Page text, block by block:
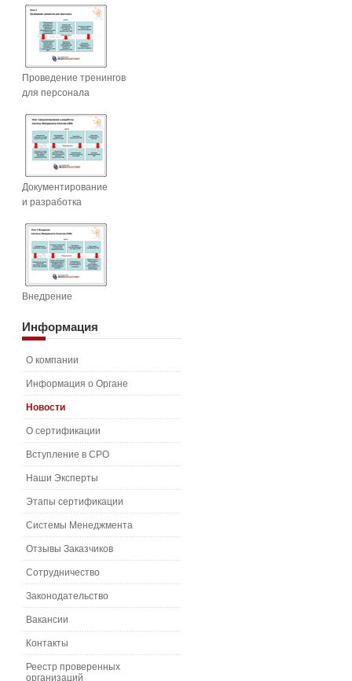
Проведение тренингов
для персонала
Документирование
и разработка
Внедрение
Информация
О компании
Информация о Органе
Новости
О сертификации
Вступление в СРО
Наши Эксперты
Этапы сертификации
Системы Менеджмента
Отзывы Заказчиков
Сотрудничество
Законодательство
Вакансии
Контакты
Реестр проверенных
организаций